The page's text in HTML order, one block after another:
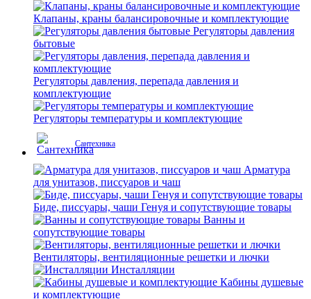
Клапаны, краны балансировочные и комплектующие
Регуляторы давления
бытовые
Регуляторы давления, перепада давления и
комплектующие
Регуляторы температуры и комплектующие
Сантехника
Арматура
для унитазов, писсуаров и чаш
Биде, писсуары, чаши Генуя и сопутствующие товары
Ванны и
сопутствующие товары
Вентиляторы, вентиляционные решетки и лючки
Инсталляции
Кабины душевые
и комплектующие